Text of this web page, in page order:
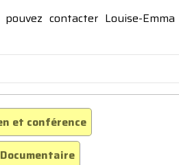
contacter Louise-Emma
et conférence
Documentaire